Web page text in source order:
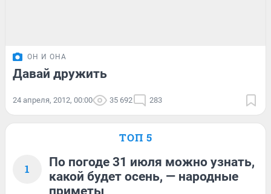
ОН И ОНА
Давай дружить
24 апреля, 2012, 00:00 35 692 283
ТОП 5
1
По погоде 31 июля можно узнать,
какой будет осень, — народные